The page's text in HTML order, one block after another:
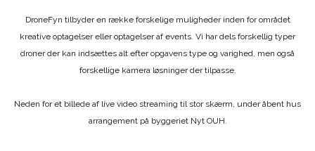
DroneFyn tilbyder en række forskelige muligheder inden for området
kreative optagelser eller optagelser af events. Vi har dels forskellig typer
droner der kan indsættes alt efter opgavens type og varighed, men også
forskellige kamera løsninger der tilpasse.
Neden for et billede af live video streaming til stor skærm, under åbent hus
arrangement på byggeriet Nyt OUH.